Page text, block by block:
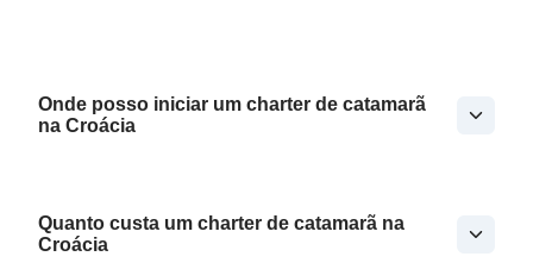
Onde posso iniciar um charter de catamarã
na Croácia
Quanto custa um charter de catamarã na
Croácia